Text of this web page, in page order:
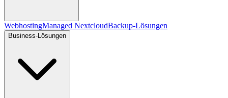
WebhostingManaged NextcloudBackup-Lösungen
Business-Lösungen